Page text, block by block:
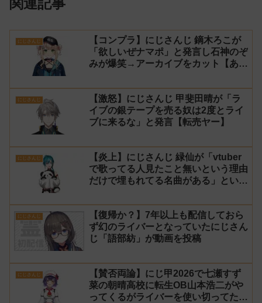
関連記事
にじさんじ
【コンプラ】にじさんじ 鏑木ろこが
「欲しいぜナマポ」と発言し石神のぞ
みが爆笑→アーカイブをカット【あら
にじさんじ
【激怒】にじさんじ 甲斐田晴が「ラ
イブの銀テープを売る奴は2度とライ
ブに来るな」と発言【転売ヤー】
にじさんじ
【炎上】にじさんじ 緑仙が「vtuber
で歌ってる人見たこと無いという理由
だけで埋もれてる名曲がある」という
にじさんじ
【復帰か？】7年以上も配信しておら
ず幻のライバーとなっていたにじさん
じ「語部紡」が動画を投稿
にじさんじ
【賛否両論】にじ甲2026で七瀬すず
菜の朝晴高校に転生OB山本浩二がや
ってくるがライバーを使い切ってたの